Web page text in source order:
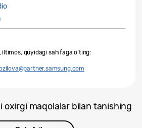
iltimos, quyidagi sahifaga o‘ting:
oxirgi maqolalar bilan tanishing